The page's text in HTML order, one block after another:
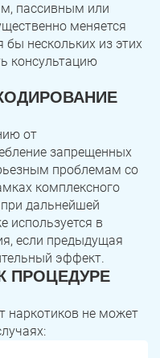
пассивным или
меняется
бы нескольких из этих
консультацию
от
запрещенных
проблемам со
комплексного
дальнейшей
используется в
если предыдущая
эффект.
ПРОЦЕДУРЕ
наркотиков не может